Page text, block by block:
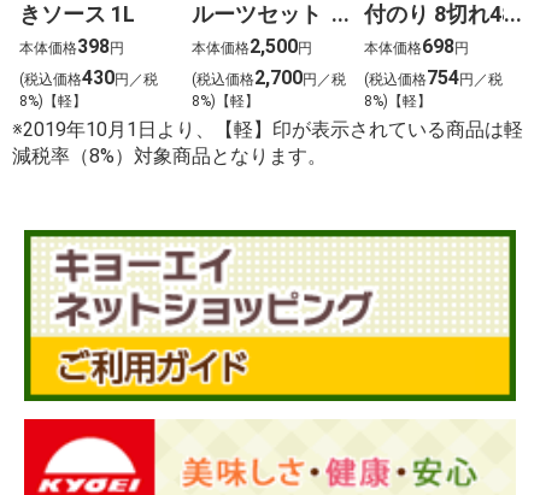
きソース 1L
本体価格398円
(税込価格430円／税
8%)【軽】
ルーツセット
恵（めぐみ）
本体価格2,500円
(税込価格2,700円／税
8%)【軽】
付のり 8切れ48
枚
本体価格698円
(税込価格754円／税
8%)【軽】
※2019年10月1日より、【軽】印が表示されている商品は軽
減税率（8%）対象商品となります。